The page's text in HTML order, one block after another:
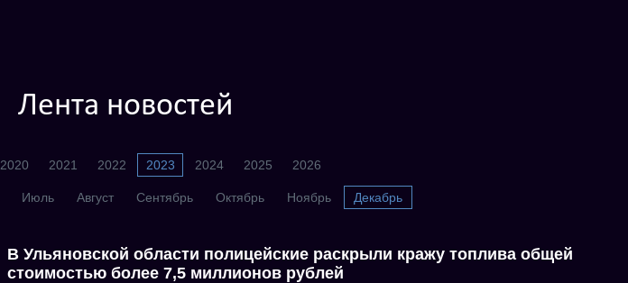
Лента новостей
2020 2021 2022 2023 2024 2025 2026
Июль Август Сентябрь Октябрь Ноябрь Декабрь
В Ульяновской области полицейские раскрыли кражу топлива общей
стоимостью более 7,5 миллионов рублей